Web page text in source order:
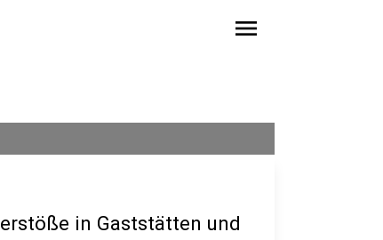
menu
in Gaststätten und